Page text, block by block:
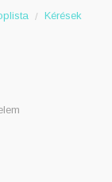
Kérések